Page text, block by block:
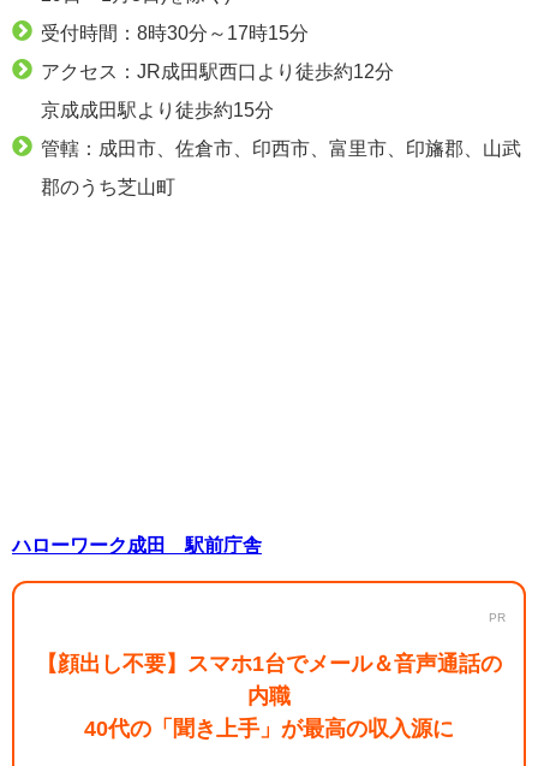
受付時間：8時30分～17時15分
アクセス：JR成田駅西口より徒歩約12分
京成成田駅より徒歩約15分
管轄：成田市、佐倉市、印西市、富里市、印旛郡、山武
郡のうち芝山町
ハローワーク成田 駅前庁舎
PR
【顔出し不要】スマホ1台でメール＆音声通話の
内職
40代の「聞き上手」が最高の収入源に